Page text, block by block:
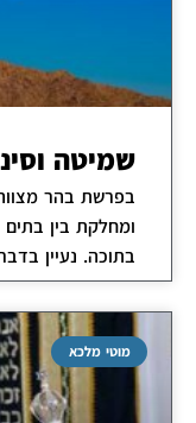
שמיטה
בפרשת בהר
ומחלקת בין
בתוכה. נעיין
מוטי מלכא